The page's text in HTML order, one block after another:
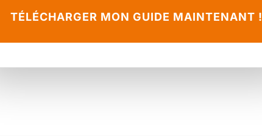
TÉLÉCHARGER MON GUIDE MAINTENANT !